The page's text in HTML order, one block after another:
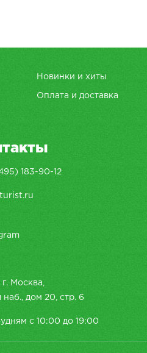
Новинки и хиты
Оплата и доставка
183-90-12
г. Москва,
наб., дом 20, cтр. 6
с 10:00 до 19:00